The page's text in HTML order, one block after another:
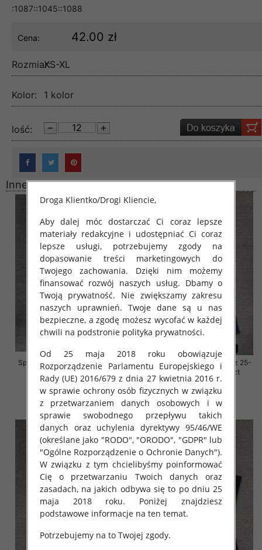
:1087::1045::1088
Cena: 42.00 zł
Rozmiar:XS-XL
Kolor: 1 kolor
lość:
Inne produkty
Spodnie damskie jeansy Roz 29-
36, 1 Kolor Paczka 10 szt
57.00 zł
szczegóły
Spodnie damskie jeansy Roz 25-
30, 1 Kolor Paczka 10 szt
61.00 zł
szczegóły
Droga Klientko/Drogi Kliencie,
Aby dalej móc dostarczać Ci coraz lepsze
materiały redakcyjne i udostępniać Ci coraz
lepsze usługi, potrzebujemy zgody na
dopasowanie treści marketingowych do
Twojego zachowania. Dzięki nim możemy
finansować rozwój naszych usług. Dbamy o
Twoją prywatność. Nie zwiększamy zakresu
naszych uprawnień. Twoje dane są u nas
bezpieczne, a zgodę możesz wycofać w każdej
chwili na podstronie polityka prywatności.
Od 25 maja 2018 roku obowiązuje
Rozporządzenie Parlamentu Europejskiego i
Rady (UE) 2016/679 z dnia 27 kwietnia 2016 r.
w sprawie ochrony osób fizycznych w związku
z przetwarzaniem danych osobowych i w
sprawie swobodnego przepływu takich
danych oraz uchylenia dyrektywy 95/46/WE
(określane jako "RODO", "ORODO", "GDPR" lub
"Ogólne Rozporządzenie o Ochronie Danych").
W związku z tym chcielibyśmy poinformować
Cię o przetwarzaniu Twoich danych oraz
zasadach, na jakich odbywa się to po dniu 25
maja 2018 roku. Poniżej znajdziesz
podstawowe informacje na ten temat.
Potrzebujemy na to Twojej zgody.